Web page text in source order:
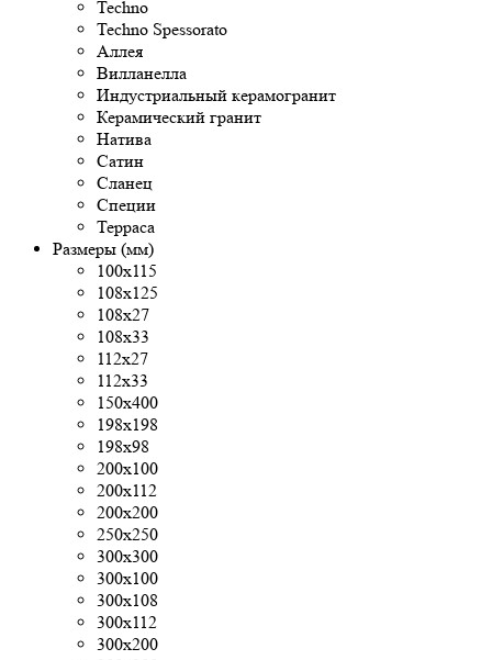
Techno
Techno Spessorato
Аллея
Вилланелла
Индустриальный керамогранит
Керамический гранит
Натива
Сатин
Сланец
Специи
Терраса
Размеры (мм)
100x115
108x125
108х27
108х33
112х27
112х33
150х400
198x198
198x98
200x100
200х112
200х200
250х250
300x300
300х100
300х108
300х112
300х200